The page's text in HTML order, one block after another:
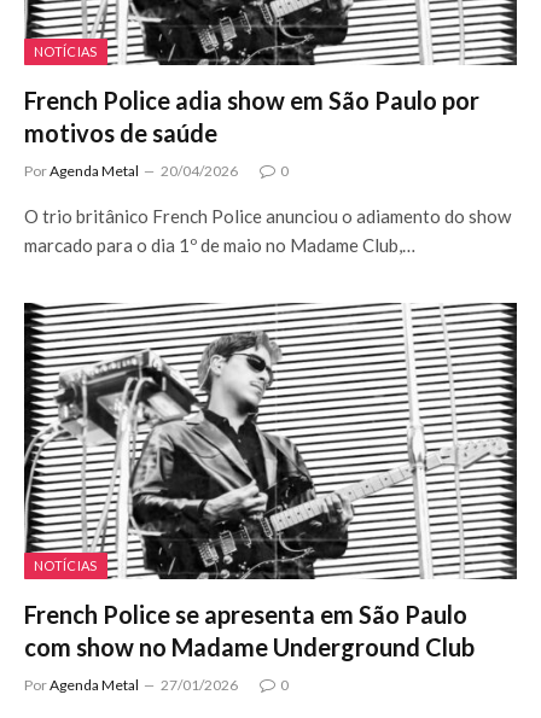
NOTÍCIAS
French Police adia show em São Paulo por
motivos de saúde
PorAgenda Metal 20/04/2026 0
O trio britânico French Police anunciou o adiamento do show
marcado para o dia 1º de maio no Madame Club,…
NOTÍCIAS
French Police se apresenta em São Paulo
com show no Madame Underground Club
PorAgenda Metal 27/01/2026 0